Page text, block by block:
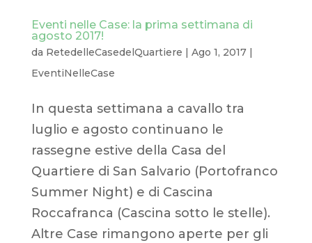
Eventi nelle Case: la prima settimana di
agosto 2017!
da RetedelleCasedelQuartiere Ago 1, 2017|
EventiNelleCase
In questa settimana a cavallo tra
luglio e agosto continuano le
rassegne estive della Casa del
Quartiere di San Salvario (Portofranco
Summer Night) e di Cascina
Roccafranca (Cascina sotto le stelle).
Altre Case rimangono aperte per gli